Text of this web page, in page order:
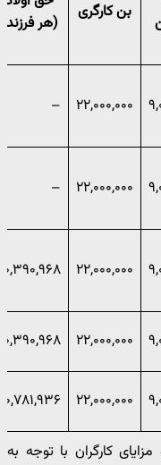
بن کارگری
(هر فرزند)
۲۲,۰۰۰,۰۰۰ –
۲۲,۰۰۰,۰۰۰ –
۲۲,۰۰۰,۰۰۰ ۱۰,۳۹۰,۹۶۸
۲۲,۰۰۰,۰۰۰ ۱۰,۳۹۰,۹۶۸
۲۲,۰۰۰,۰۰۰
کارگران با توجه به